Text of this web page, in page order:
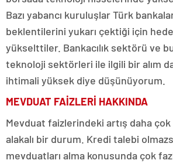
Bazı yabancı kuruluşlar Türk
beklentilerini yukarı çektiği için
yükselttiler. Bankacılık sektörü ve
teknoloji sektörleri ile ilgili bir alım
ihtimali yüksek diye düşünüyorum.
MEVDUAT FAİZLERİ HAKKINDA
Mevduat faizlerindeki artış daha
alakalı bir durum. Kredi talebi
mevduatları alma konusunda çok